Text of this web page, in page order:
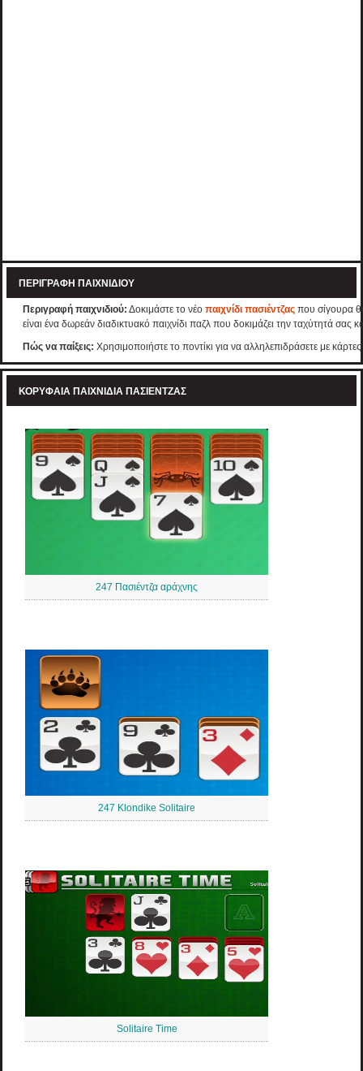
ΠΕΡΙΓΡΑΦΉ ΠΑΙΧΝΙΔΙΟΎ
Περιγραφή παιχνιδιού: Δοκιμάστε το νέο παιχνίδι πασιέντζας που σίγουρα
είναι ένα δωρεάν διαδικτυακό παιχνίδι παζλ που δοκιμάζει την ταχύτητά σας
Πώς να παίξεις: Χρησιμοποιήστε το ποντίκι για να αλληλεπιδράσετε με κάρτες
ΚΟΡΥΦΑΊΑ ΠΑΙΧΝΊΔΙΑ ΠΑΣΙΈΝΤΖΑΣ
247 Πασιέντζα αράχνης
247 Klondike Solitaire
Solitaire Time